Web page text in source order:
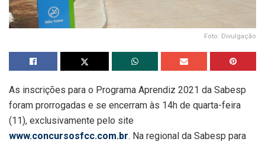
Foto: Divulgação
As inscrições para o Programa Aprendiz 2021 da Sabesp
foram prorrogadas e se encerram às 14h de quarta-feira
(11), exclusivamente pelo site
www.concursosfcc.com.br. Na regional da Sabesp para